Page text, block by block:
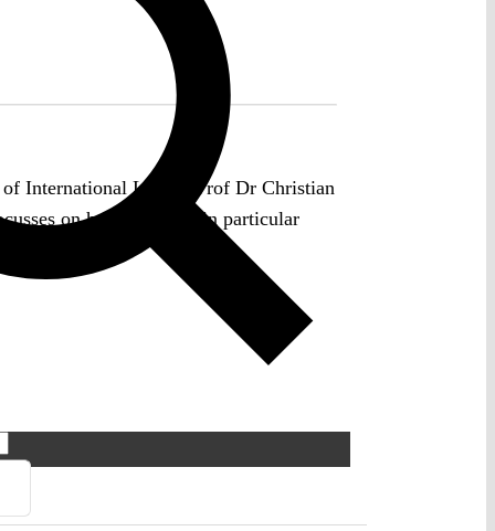
of International Law of Prof Dr Christian
on human rights, in particular